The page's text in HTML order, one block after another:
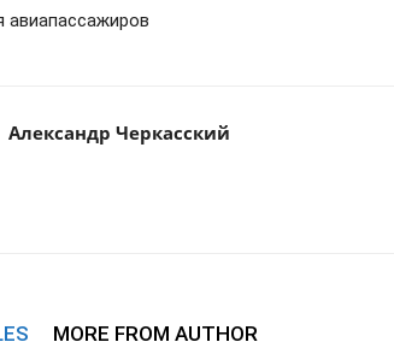
авиапассажиров
Александр Черкасский
MORE FROM AUTHOR